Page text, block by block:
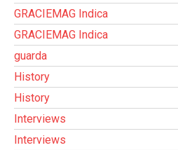
GRACIEMAG Indica
GRACIEMAG Indica
guarda
History
History
Interviews
Interviews